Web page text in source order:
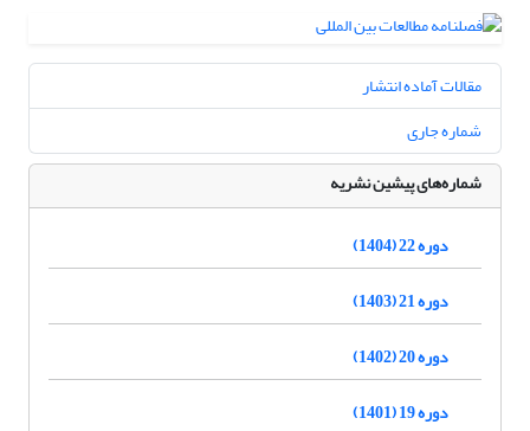
مقالات آماده انتشار
شماره جاری
شماره‌های پیشین نشریه
دوره 22 (1404)
دوره 21 (1403)
دوره 20 (1402)
دوره 19 (1401)